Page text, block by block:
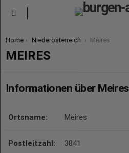
You are here:
Home Niederösterreich Meires
MEIRES
Informationen über Meires
Ortsname: Meires
Postleitzahl: 3841